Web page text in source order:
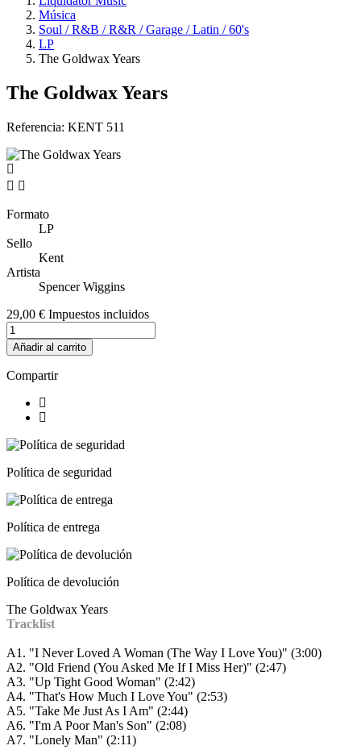
Música
Soul / R&B / R&R / Garage / Latin / 60's
LP
The Goldwax Years
The Goldwax Years
Referencia: KENT 511
 
Formato
LP
Sello
Kent
Artista
Spencer Wiggins
29,00 € Impuestos incluidos
Añadir al carrito
Compartir
Política de seguridad
Política de entrega
Política de devolución
The Goldwax Years
Tracklist
A1. "I Never Loved A Woman (The Way I Love You)" (3:00)
A2. "Old Friend (You Asked Me If I Miss Her)" (2:47)
A3. "Up Tight Good Woman" (2:42)
A4. "That's How Much I Love You" (2:53)
A5. "Take Me Just As I Am" (2:44)
A6. "I'm A Poor Man's Son" (2:08)
A7. "Lonely Man" (2:11)